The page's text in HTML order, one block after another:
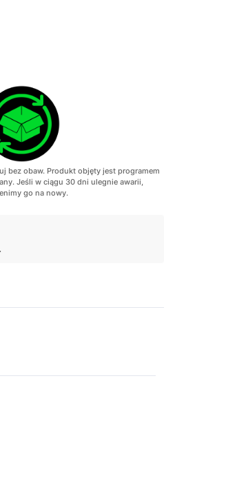
bez obaw. Produkt objęty jest programem
Jeśli w ciągu 30 dni ulegnie awarii,
go na nowy.